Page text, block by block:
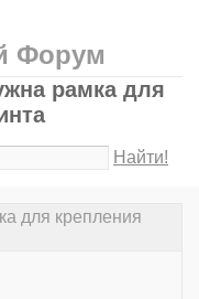
Форум
рамка для
Найти!
для крепления